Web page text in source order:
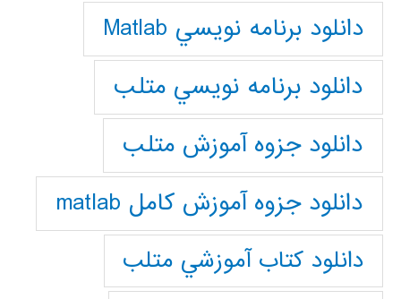
دانلود برنامه نويسي Matlab
دانلود برنامه نويسي متلب
دانلود جزوه آموزش متلب
دانلود جزوه آموزش کامل matlab
دانلود كتاب آموزشي متلب